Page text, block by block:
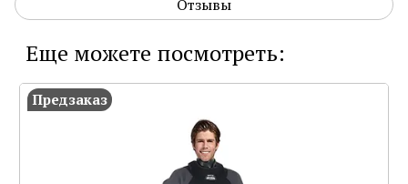
Отзывы
Еще можете посмотреть:
Предзаказ